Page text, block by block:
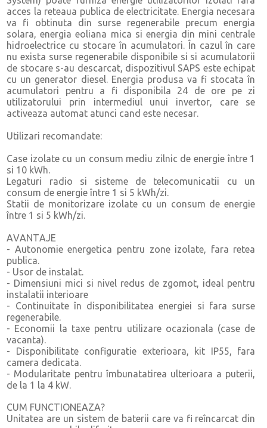
acces la reteaua publica de electricitate. Energia necesara
va fi obtinuta din surse regenerabile precum energia
solara, energia eoliana mica si energia din mini centrale
hidroelectrice cu stocare în acumulatori. În cazul în care
nu exista surse regenerabile disponibile si si acumulatorii
de stocare s-au descarcat, dispozitivul SAPS este echipat
cu un generator diesel. Energia produsa va fi stocata în
acumulatori pentru a fi disponibila 24 de ore pe zi
utilizatorului prin intermediul unui invertor, care se
activeaza automat atunci cand este necesar.
Utilizari recomandate:
Case izolate cu un consum mediu zilnic de energie între 1
si 10 kWh.
Legaturi radio si sisteme de telecomunicatii cu un
consum de energie între 1 si 5 kWh/zi.
Statii de monitorizare izolate cu un consum de energie
între 1 si 5 kWh/zi.
AVANTAJE
- Autonomie energetica pentru zone izolate, fara retea
publica.
- Usor de instalat.
- Dimensiuni mici si nivel redus de zgomot, ideal pentru
instalatii interioare
- Continuitate în disponibilitatea energiei si fara surse
regenerabile.
- Economii la taxe pentru utilizare ocazionala (case de
vacanta).
- Disponibilitate configuratie exterioara, kit IP55, fara
camera dedicata.
- Modularitate pentru îmbunatatirea ulterioara a puterii,
de la 1 la 4 kW.
CUM FUNCTIONEAZA?
Unitatea are un sistem de baterii care va fi reîncarcat din